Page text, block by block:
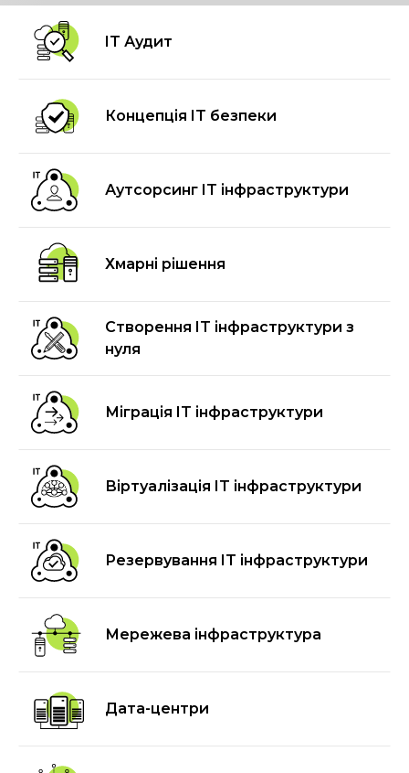
IT Аудит
Концепція IT безпеки
Аутсорсинг IT інфраструктури
Хмарні рішення
Створення IT інфраструктури з
нуля
Міграція IT інфраструктури
Віртуалізація IT інфраструктури
Резервування IT інфраструктури
Мережева інфраструктура
Дата-центри